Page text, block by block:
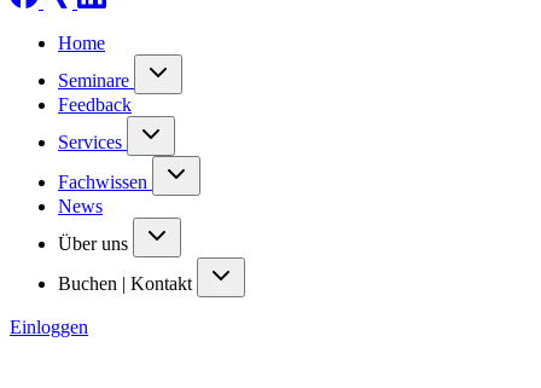
Home
Seminare
Feedback
Services
Fachwissen
News
Über uns
Buchen | Kontakt
Einloggen